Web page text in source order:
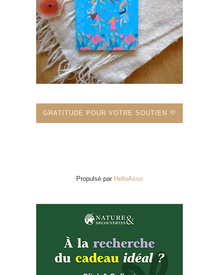
GRATITUDE POUR VOTRE SOUTIEN 💛
Propulsé par HelloAsso